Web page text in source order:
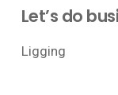
Let’s do
Ligging